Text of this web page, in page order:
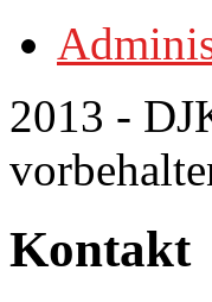
2013 -
Kontakt